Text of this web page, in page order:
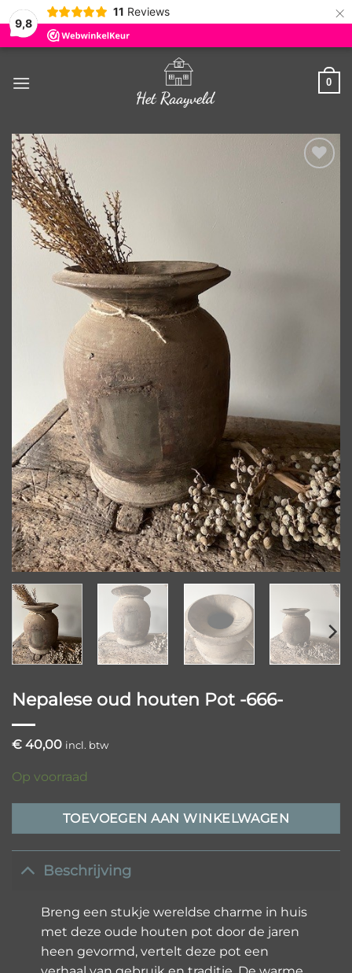
9,8
11 Reviews ×
naar
0
Nepalese oud houten Pot -666-
€ 40,00 incl. btw
Op voorraad
TOEVOEGEN AAN WINKELWAGEN
Beschrijving
Breng een stukje wereldse charme in huis
met deze oude houten pot door de jaren
heen gevormd, vertelt deze pot een